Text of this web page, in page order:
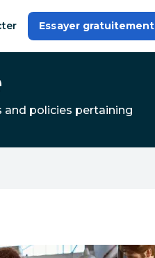
Essayer gratuitement
policies pertaining